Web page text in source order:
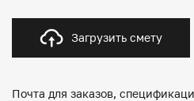
Загрузить смету
Почта для заказов,